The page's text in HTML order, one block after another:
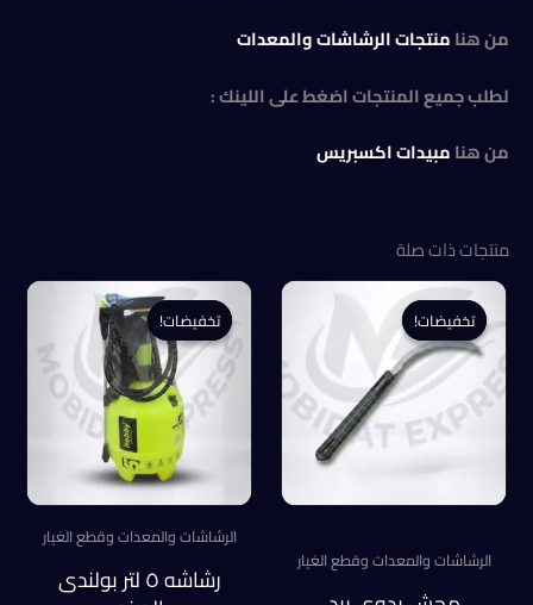
من هنامنتجات الرشاشات والمعدات
لطلب جميع المنتجات اضغط على اللينك :
من هنامبيدات اكسبريس
منتجات ذات صلة
تخفيضات!
تخفيضات!
الرشاشات والمعدات وقطع الغيار
تخفيضات!
تخفيضات!
الرشاشات والمعدات وقطع الغيار
رشاشه ٥ لتر بولندى